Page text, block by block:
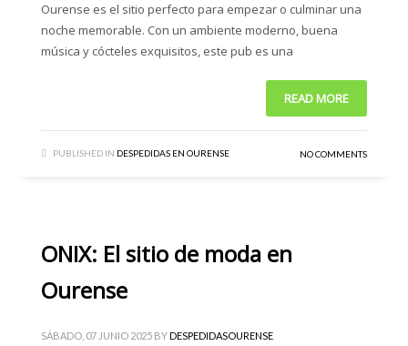
Ourense es el sitio perfecto para empezar o culminar una
noche memorable. Con un ambiente moderno, buena
música y cócteles exquisitos, este pub es una
READ MORE
PUBLISHED IN DESPEDIDAS EN OURENSE NO COMMENTS
ONIX: El sitio de moda en
Ourense
SÁBADO, 07 JUNIO 2025 BYDESPEDIDASOURENSE